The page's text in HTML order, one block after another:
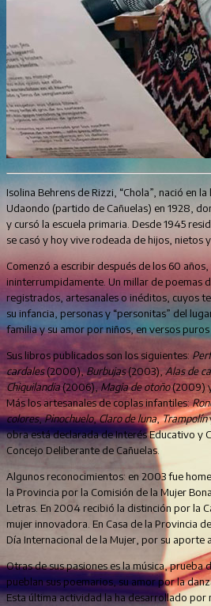
Isolina Behrens de Rizzi, “Chola”, nació en
Udaondo (partido de Cañuelas) en 1928,
y cursó la escuela primaria. Desde 1945
se casó y hoy vive rodeada de hijos, nietos
Comenzó a escribir después de los 60
ininterrumpidamente. Un millar de poemas
registrados, artesanales o inéditos, cuyos
su infancia, personas y “personitas” del
familia y su amor por niños, en versos puros
Sus libros publicados son los siguientes:
cardales(2000),Burbujas(2003), Alas de
Chiquilandia(2006), Magia de otoño(2009)
Más los artesanales de coplas infantiles:
colores,Pinochuelo,Claro de luna,Trampolín
obra está declarada de Interés Educativo y
Concejo Deliberante de Cañuelas.
Algunos reconocimientos: en 2003 fue
la Provincia por la Comisión de la Mujer
Letras. En 2004 recibió la distinción por la
mujer innovadora. En Casa de la Provincia
Día Internacional de la Mujer, por su aporte
Otras de sus pasiones es la música, prueba
pueblan sus poemarios, su amor por la
Esta última actividad la ha desarrollado